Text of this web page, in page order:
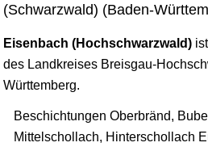
(Schwarzwald) (Baden-
Eisenbach (Hochschwarzwald)
des Landkreises Breisgau-
Württemberg.
Beschichtungen Oberbränd,
Mittelschollach, Hinterschollach